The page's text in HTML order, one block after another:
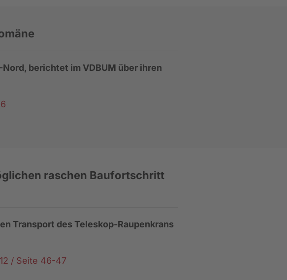
berichtet im VDBUM über ihren
raschen Baufortschritt
Transport des Teleskop-Raupenkrans
/ Seite 46-47